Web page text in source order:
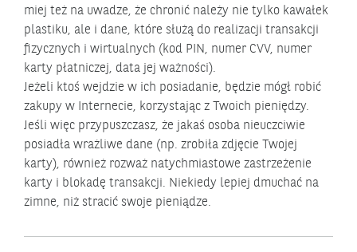
miej też na uwadze, że chronić należy nie tylko kawałek
plastiku, ale i dane, które służą do realizacji transakcji
fizycznych i wirtualnych (kod PIN, numer CVV, numer
karty płatniczej, data jej ważności).
Jeżeli ktoś wejdzie w ich posiadanie, będzie mógł robić
zakupy w Internecie, korzystając z Twoich pieniędzy.
Jeśli więc przypuszczasz, że jakaś osoba nieuczciwie
posiadła wrażliwe dane (np. zrobiła zdjęcie Twojej
karty), również rozważ natychmiastowe zastrzeżenie
karty i blokadę transakcji. Niekiedy lepiej dmuchać na
zimne, niż stracić swoje pieniądze.